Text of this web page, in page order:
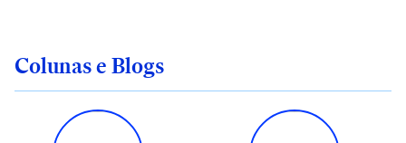
Colunas e Blogs